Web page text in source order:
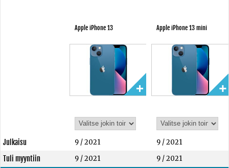
Apple iPhone 13 Apple iPhone 13 mini
Julkaisu 9 / 2021
9 / 2021
Tuli myyntiin
9 / 2021
9 / 2021